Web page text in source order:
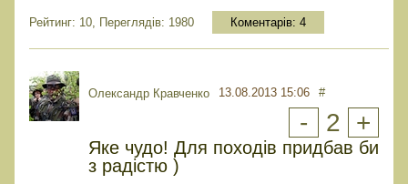
Рейтинг: 10, Переглядів: 1980 Коментарів: 4
Олександр Кравченко 13.08.2013 15:06 #
- 2 +
Яке чудо! Для походів придбав би
з радістю )